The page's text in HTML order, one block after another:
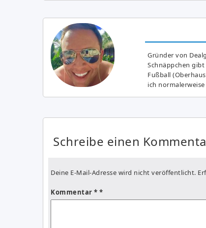
Gründer von
Schnäppchen
Fußball
ich
Schreibe einen
Deine E-Mail-Adresse wird nicht veröffentlicht.
Kommentar *